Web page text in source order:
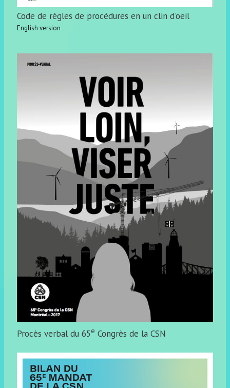
Code de règles de procédures en un clin d'oeil
English version
Procès verbal du 65e Congrès de la CSN